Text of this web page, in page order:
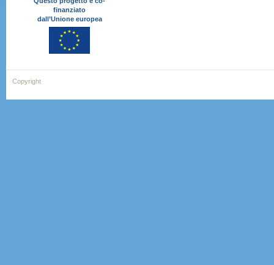
finanziato
dall’Unione europea
Copyright